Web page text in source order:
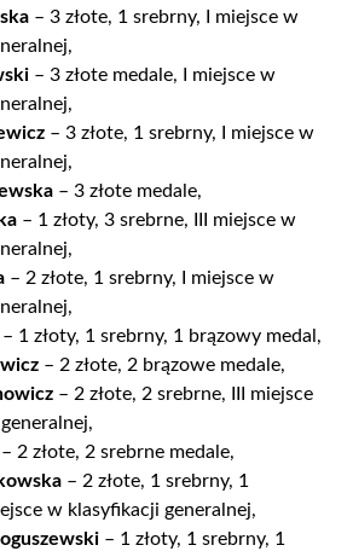
– 3 złote, 1 srebrny, I miejsce w
– 3 złote medale, I miejsce w
– 3 złote, 1 srebrny, I miejsce w
– 3 złote medale,
– 1 złoty, 3 srebrne, III miejsce w
– 2 złote, 1 srebrny, I miejsce w
– 1 złoty, 1 srebrny, 1 brązowy medal,
– 2 złote, 2 brązowe medale,
– 2 złote, 2 srebrne, III miejsce
– 2 złote, 2 srebrne medale,
– 2 złote, 1 srebrny, 1
w klasyfikacji generalnej,
– 1 złoty, 1 srebrny, 1